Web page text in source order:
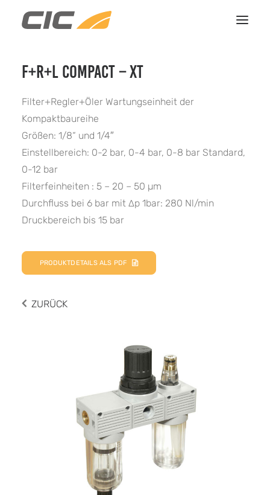
HOME
REFERENZEN
ÜBER UNS
KONTAKT
F+R+L COMPACT – XT
Filter+Regler+Öler Wartungseinheit der
Kompaktbaureihe
Größen: 1/8“ und 1/4″
Einstellbereich: 0-2 bar, 0-4 bar, 0-8 bar Standard,
0-12 bar
Filterfeinheiten : 5 – 20 – 50 µm
Durchfluss bei 6 bar mit ∆p 1bar: 280 Nl/min
Druckbereich bis 15 bar
PRODUKTDETAILS ALS PDF
ZURÜCK